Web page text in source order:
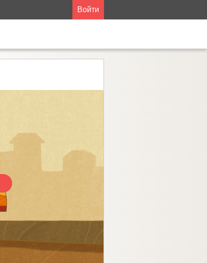
Войти